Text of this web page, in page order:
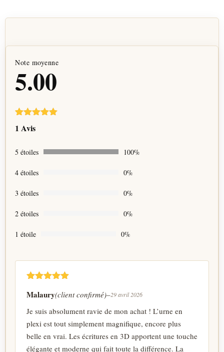
Note moyenne
5.00
sur 5
client
1 Avis
5 étoiles 100%
4 étoiles 0%
3 étoiles 0%
2 étoiles 0%
1 étoile 0%
sur 5
Malaury(client confirmé)–29 avril 2026
Je suis absolument ravie de mon achat ! L’urne en
plexi est tout simplement magnifique, encore plus
belle en vrai. Les écritures en 3D apportent une touche
élégante et moderne qui fait toute la différence. La